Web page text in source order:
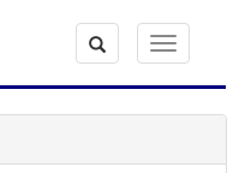
Toggle
navigation